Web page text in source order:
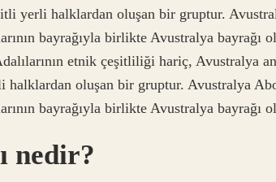
yerli halklardan oluşan bir gruptur.
bayrağıyla birlikte Avustralya
etnik çeşitliliği hariç, Avustralya
halklardan oluşan bir gruptur. Avustralya
bayrağıyla birlikte Avustralya bayrağı
nedir?